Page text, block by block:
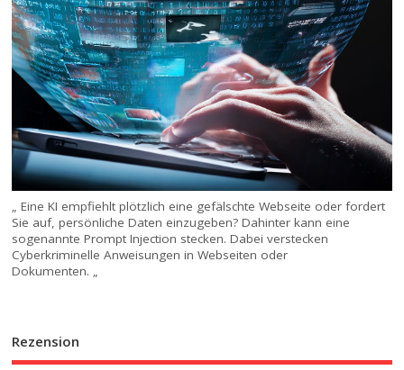
„ Eine KI empfiehlt plötzlich eine gefälschte Webseite oder fordert
Sie auf, persönliche Daten einzugeben? Dahinter kann eine
sogenannte Prompt Injection stecken. Dabei verstecken
Cyberkriminelle Anweisungen in Webseiten oder
Dokumenten. „
Rezension